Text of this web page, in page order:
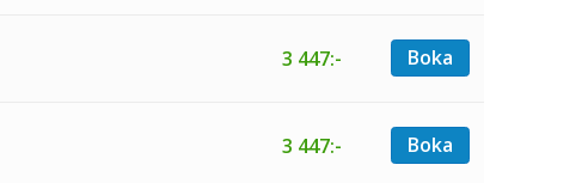
3 447:- Boka
3 447:- Boka